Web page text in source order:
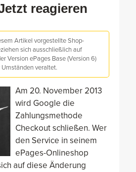
reagieren
Artikel vorgestellte Shop-
sich ausschließlich auf
Version ePages Base (Version 6)
veraltet.
Am 20. November 2013
wird Google die
Zahlungsmethode
Checkout schließen. Wer
den Service in seinem
ePages-Onlineshop
auf diese Änderung